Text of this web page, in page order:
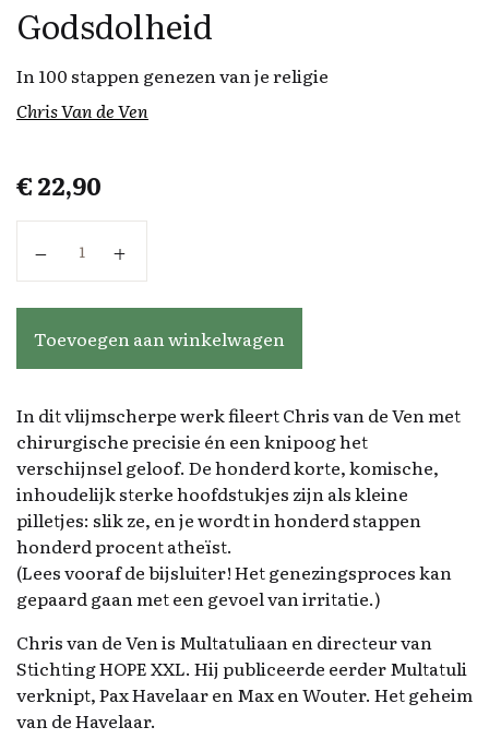
Godsdolheid
In 100 stappen genezen van je religie
Chris Van de Ven
€22,90
Toevoegen aan winkelwagen
In dit vlijmscherpe werk fileert Chris van de Ven met
chirurgische precisie én een knipoog het
verschijnsel geloof. De honderd korte, komische,
inhoudelijk sterke hoofdstukjes zijn als kleine
pilletjes: slik ze, en je wordt in honderd stappen
honderd procent atheïst.
(Lees vooraf de bijsluiter! Het genezingsproces kan
gepaard gaan met een gevoel van irritatie.)
Chris van de Ven is Multatuliaan en directeur van
Stichting HOPE XXL. Hij publiceerde eerder Multatuli
verknipt, Pax Havelaar en Max en Wouter. Het geheim
van de Havelaar.